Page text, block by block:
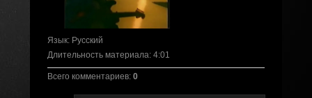
Язык: Русский
Длительность материала: 4:01
Всего комментариев: 0